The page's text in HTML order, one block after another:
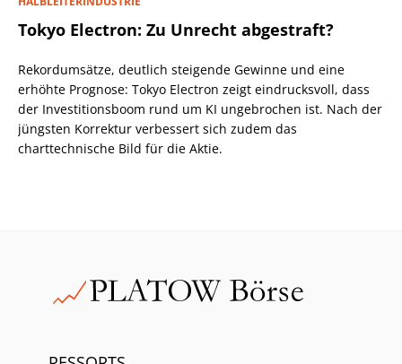
Tokyo Electron: Zu Unrecht abgestraft?
Rekordumsätze, deutlich steigende Gewinne und eine
erhöhte Prognose: Tokyo Electron zeigt eindrucksvoll, dass
der Investitionsboom rund um KI ungebrochen ist. Nach der
jüngsten Korrektur verbessert sich zudem das
charttechnische Bild für die Aktie.